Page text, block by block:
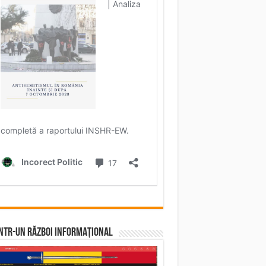
un RĂZBOI INFORMAȚIONAL